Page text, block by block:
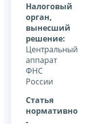
Налоговый
орган,
вынесший
решение:
Центральный
аппарат
ФНС
России
Статья
нормативно
-